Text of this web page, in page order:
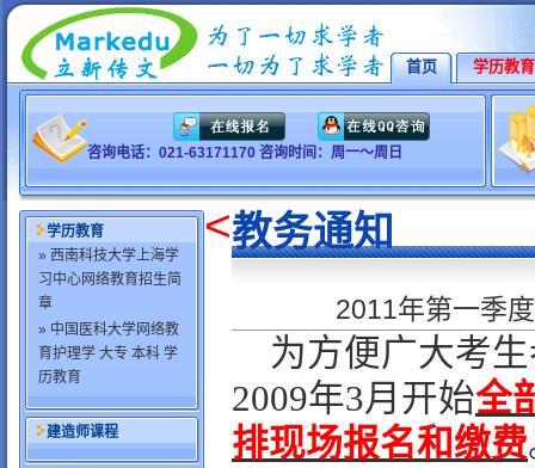
首页 学历教育
咨询电话：021-63171170 咨询时间：周一～周日
学历教育
» 西南科技大学上海学
习中心网络教育招生简
章
» 中国医科大学网络教
育护理学 大专 本科 学
历教育
建造师课程
教务通知
2011年第一季
为方便广大考
2009年3月开始全
排现场报名和缴费
<